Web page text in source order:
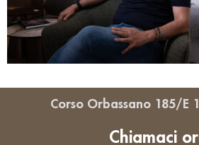
Corso Orbassano 185/E
Chiamaci